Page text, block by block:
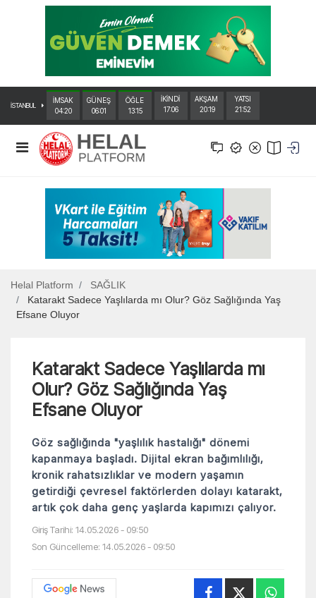
İSTANBUL
İMSAK
04:20
GÜNEŞ
06:01
ÖĞLE
13:15
İKİNDİ
17:06
AKŞAM
20:19
YATSI
21:52
Helal Platform
SAĞLIK
Katarakt Sadece Yaşlılarda mı Olur? Göz Sağlığında Yaş
Efsane Oluyor
Katarakt Sadece Yaşlılarda mı
Olur? Göz Sağlığında Yaş
Efsane Oluyor
Göz sağlığında "yaşlılık hastalığı" dönemi
kapanmaya başladı. Dijital ekran bağımlılığı,
kronik rahatsızlıklar ve modern yaşamın
getirdiği çevresel faktörlerden dolayı katarakt,
artık çok daha genç yaşlarda kapımızı çalıyor.
Giriş Tarihi: 14.05.2026 - 09:50
Son Güncelleme: 14.05.2026 - 09:50